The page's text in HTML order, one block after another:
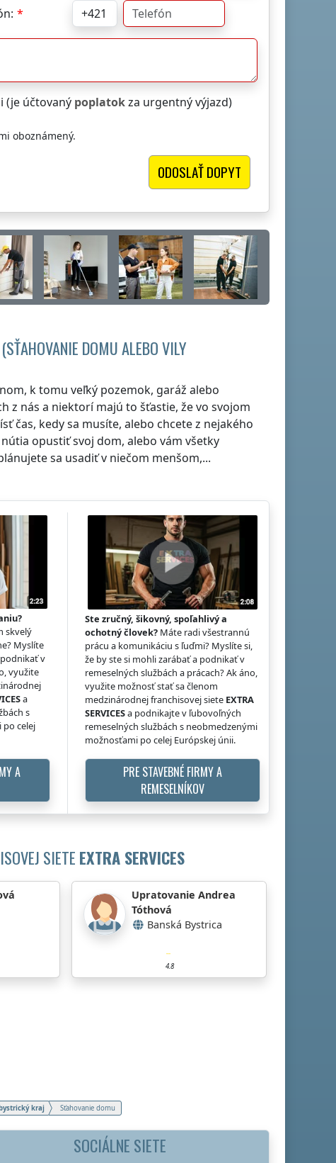
(je účtovaný poplatokza urgentný výjazd)
oboznámený.
DOMU ALEBO VILY
k tomu veľký pozemok, garáž alebo
z nás a niektorí majú to šťastie, že vo svojom
čas, kedy sa musíte, alebo chcete z nejakého
opustiť svoj dom, alebo vám všetky
sa usadiť v niečom menšom,...
skvelý
Myslíte
v
využite
a
s
celej
A
Ste zručný, šikovný, spoľahlivý a
ochotný človek?Máte radi všestrannú
prácu a komunikáciu s ľuďmi? Myslíte si,
že by ste si mohli zarábať a podnikať v
remeselných službách a prácach? Ak áno,
využite možnosť stať sa členom
medzinárodnej franchisovej siete EXTRA
SERVICESa podnikajte v ľubovoľných
remeselných službách s neobmedzenými
možnosťami po celej Európskej únii.
PRE STAVEBNÉ FIRMY A
REMESELNÍKOV
SIETE EXTRA SERVICES
Upratovanie Andrea
Tóthová
Banská Bystrica
4.8
kraj Sťahovanie domu
SOCIÁLNE SIETE